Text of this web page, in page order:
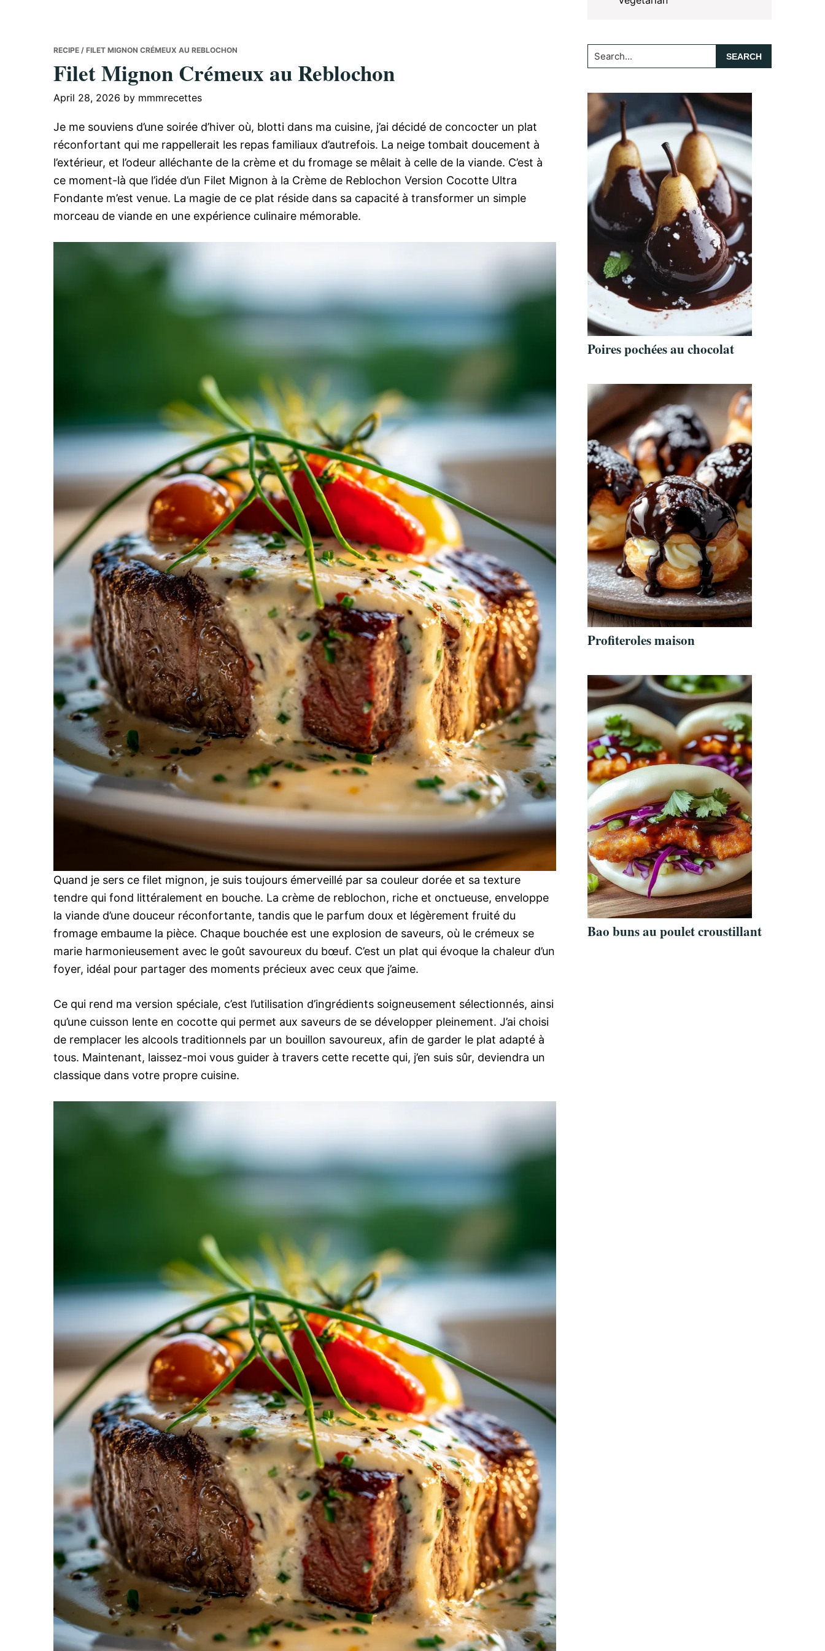
RECIPE / FILET MIGNON CRÉMEUX AU REBLOCHON
Filet Mignon Crémeux au Reblochon
April 28, 2026 by mmmrecettes
Je me souviens d’une soirée d’hiver où, blotti dans ma cuisine, j’ai décidé de concocter un plat
réconfortant qui me rappellerait les repas familiaux d’autrefois. La neige tombait doucement à
l’extérieur, et l’odeur alléchante de la crème et du fromage se mêlait à celle de la viande. C’est à
ce moment-là que l’idée d’un Filet Mignon à la Crème de Reblochon Version Cocotte Ultra
Fondante m’est venue. La magie de ce plat réside dans sa capacité à transformer un simple
morceau de viande en une expérience culinaire mémorable.
Quand je sers ce filet mignon, je suis toujours émerveillé par sa couleur dorée et sa texture
tendre qui fond littéralement en bouche. La crème de reblochon, riche et onctueuse, enveloppe
la viande d’une douceur réconfortante, tandis que le parfum doux et légèrement fruité du
fromage embaume la pièce. Chaque bouchée est une explosion de saveurs, où le crémeux se
marie harmonieusement avec le goût savoureux du bœuf. C’est un plat qui évoque la chaleur d’un
foyer, idéal pour partager des moments précieux avec ceux que j’aime.
Ce qui rend ma version spéciale, c’est l’utilisation d’ingrédients soigneusement sélectionnés, ainsi
qu’une cuisson lente en cocotte qui permet aux saveurs de se développer pleinement. J’ai choisi
de remplacer les alcools traditionnels par un bouillon savoureux, afin de garder le plat adapté à
tous. Maintenant, laissez-moi vous guider à travers cette recette qui, j’en suis sûr, deviendra un
classique dans votre propre cuisine.
Search...
Poires pochées au chocolat
Profiteroles maison
Bao buns au poulet croustillant